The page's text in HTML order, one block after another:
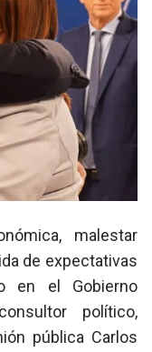
malestar
de expectativas
en el Gobierno
político,
pública Carlos